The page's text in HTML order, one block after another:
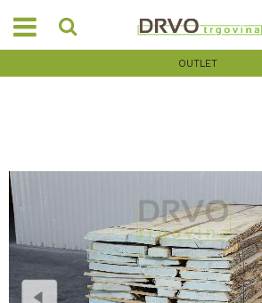
OUTLET